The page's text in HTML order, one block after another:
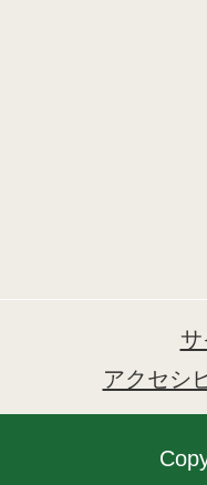
アクセシ